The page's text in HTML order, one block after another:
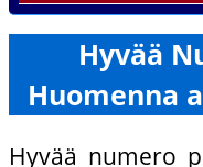
Hyvää
Huomenna
Hyvää numero